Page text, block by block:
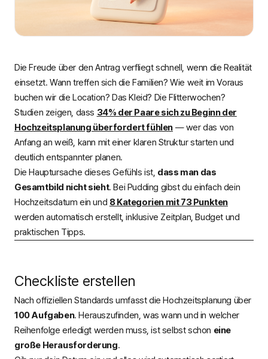
Die Freude über den Antrag verfliegt schnell, wenn die Realität
einsetzt. Wann treffen sich die Familien? Wie weit im Voraus
buchen wir die Location? Das Kleid? Die Flitterwochen?
Studien zeigen, dass 34% der Paare sich zu Beginn der
Hochzeitsplanung überfordert fühlen — wer das von
Anfang an weiß, kann mit einer klaren Struktur starten und
deutlich entspannter planen.
Die Hauptursache dieses Gefühls ist, dass man das
Gesamtbild nicht sieht. Bei Pudding gibst du einfach dein
Hochzeitsdatum ein und 8 Kategorien mit 73 Punkten
werden automatisch erstellt, inklusive Zeitplan, Budget und
praktischen Tipps.
Checkliste erstellen
Nach offiziellen Standards umfasst die Hochzeitsplanung über
100 Aufgaben. Herauszufinden, was wann und in welcher
Reihenfolge erledigt werden muss, ist selbst schon eine
große Herausforderung.